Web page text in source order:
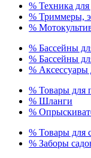
% Техника для
% Триммеры,
%
% Бассейны
% Бассейны
% Аксессуары
% Товары для
% Шланги
%
% Товары для
% Заборы